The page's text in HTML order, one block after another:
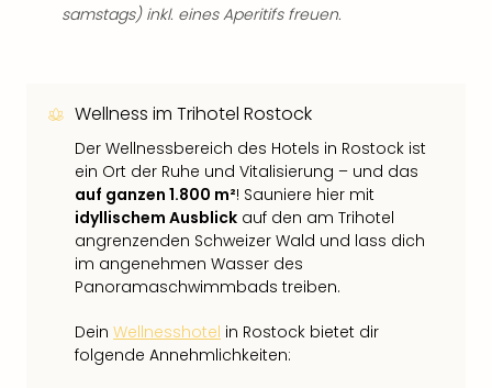
samstags) inkl. eines Aperitifs freuen.
Wellness im Trihotel Rostock
Der Wellnessbereich des Hotels in Rostock ist
ein Ort der Ruhe und Vitalisierung – und das
auf ganzen 1.800 m²! Sauniere hier mit
idyllischem Ausblick auf den am Trihotel
angrenzenden Schweizer Wald und lass dich
im angenehmen Wasser des
Panoramaschwimmbads treiben.
Dein Wellnesshotel in Rostock bietet dir
folgende Annehmlichkeiten: